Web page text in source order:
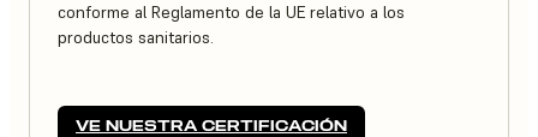
conforme al Reglamento de la UE relativo a los
productos sanitarios.
VE NUESTRA CERTIFICACIÓN